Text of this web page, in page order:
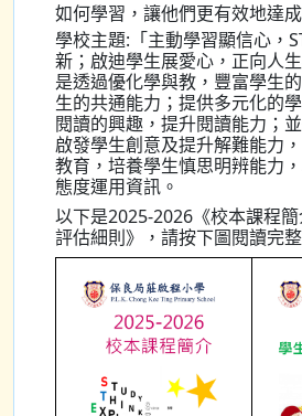
如何學習，讓他們更有效地達
學校主題:「主動學習顯信心，
新；啟迪學生展愛心，正向人
是透過優化學與教，豐富學生
生的共通能力；提供多元化的
閱讀的興趣，提升閱讀能力；
啟發學生創意及提升解難能力
教育，培養學生慎思明辨能力
態度運用資訊。
以下是2025-2026《校本課程
評估細則》，請按下圖閱讀完